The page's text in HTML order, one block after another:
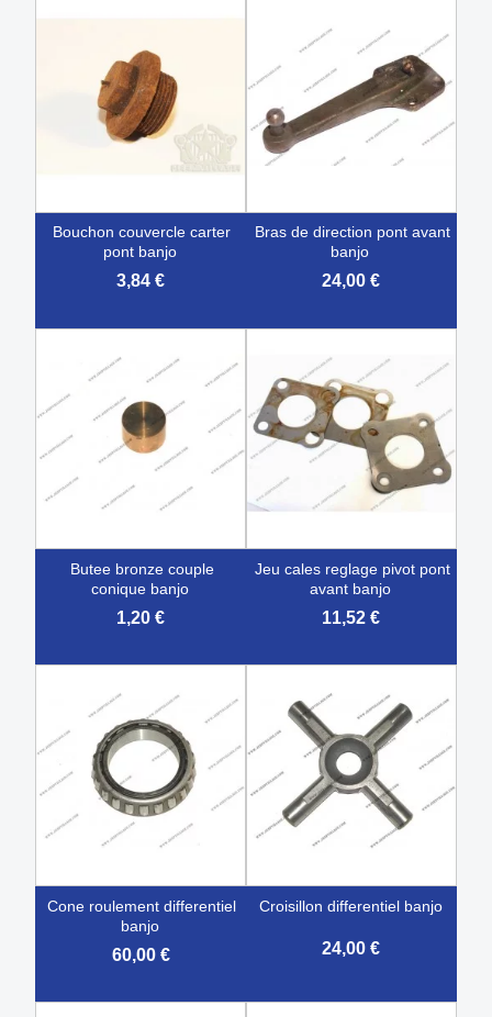
bouchon couvercle carter
pont banjo
3,84 €
bras de direction pont avant
banjo
24,00 €
butee bronze couple
conique banjo
1,20 €
jeu cales reglage pivot pont
avant banjo
11,52 €
cone roulement differentiel
banjo
60,00 €
croisillon differentiel banjo
24,00 €